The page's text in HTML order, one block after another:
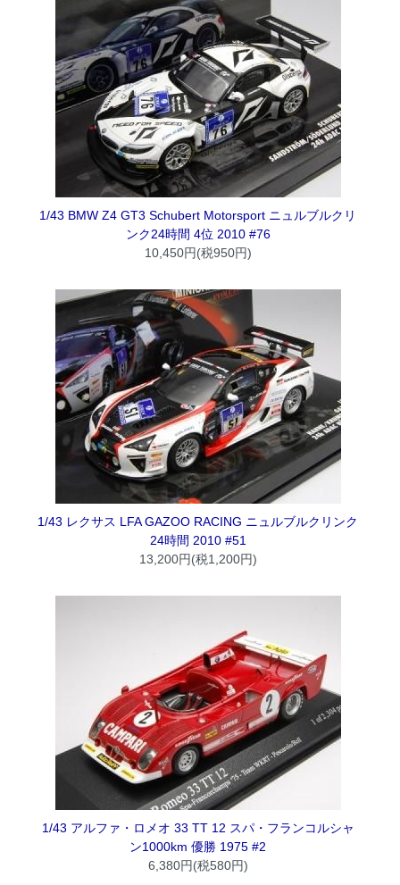
1/43 BMW Z4 GT3 Schubert Motorsport ニュルブルクリ
ンク24時間 4位 2010 #76
10,450円(税950円)
1/43 レクサス LFA GAZOO RACING ニュルブルクリンク
24時間 2010 #51
13,200円(税1,200円)
1/43 アルファ・ロメオ 33 TT 12 スパ・フランコルシャ
ン1000km 優勝 1975 #2
6,380円(税580円)